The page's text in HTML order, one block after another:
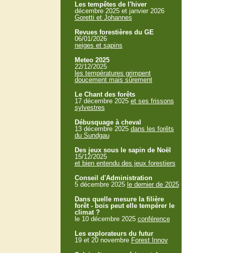
Les tempêtes de l'hiver
décembre 2025 et janvier 2026
Goretti et Johannes
Revues forestières du GE
06/01/2026
neiges et sapins
Meteo 2025
22/12/2025
les températures grimpent
doucement mais sûrement
Le Chant des forêts
17 décembre 2025 et ses frissons
sylvestres
Débusquage à cheval
13 décembre 2025 dans les forêts
du Sundgau
Des jeux sous le sapin de Noël
15/12/2025
et bien entendu des jeux forestiers
Conseil d'Administration
5 décembre 2025 le dernier de 2025
Dans quelle mesure la filière
forêt - bois peut elle tempérer le
climat ?
le 10 décembre 2025 conférence
Les explorateurs du futur
19 et 20 novembre Forest Innov